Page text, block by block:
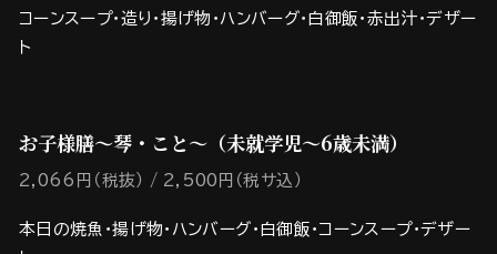
コーンスープ・造り・揚げ物・ハンバーグ・白御飯・赤出汁・デザー
ト
お子様膳～琴・こと～（未就学児～6歳未満）
2,066円（税抜） 2,500円（税サ込）
本日の焼魚・揚げ物・ハンバーグ・白御飯・コーンスープ・デザー